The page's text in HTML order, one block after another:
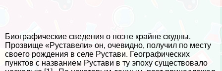
Биографические сведения о поэте крайне скудны.
Прозвище «Руставели» он, очевидно, получил по месту
своего рождения в селе Рустави. Географических
пунктов с названием Рустави в ту эпоху существовало